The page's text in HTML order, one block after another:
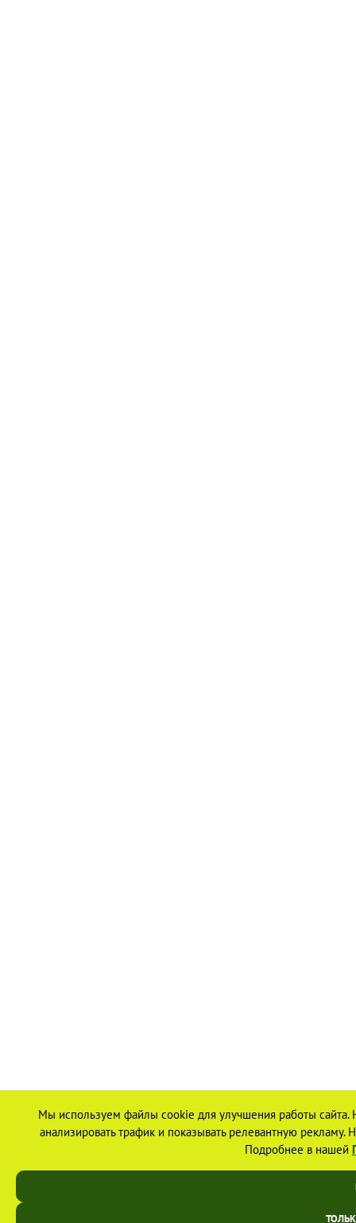
Мы используем файлы cookie для улучшения работы
анализировать трафик и показывать релевантную
Подробнее в нашей